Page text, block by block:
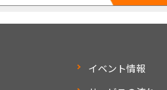
イベント情報